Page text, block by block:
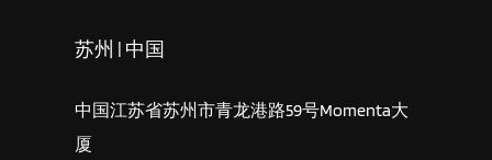
苏州 | 中国
中国江苏省苏州市青龙港路59号Momenta大
厦